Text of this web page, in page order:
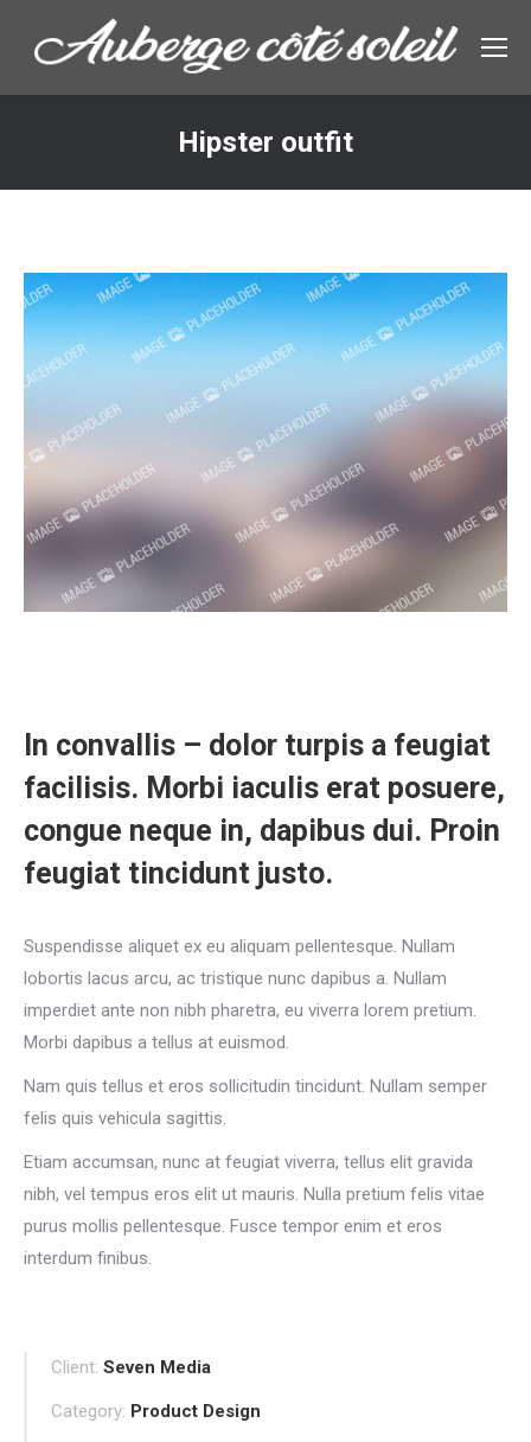
Hipster outfit
In convallis – dolor turpis a feugiat
facilisis. Morbi iaculis erat posuere,
congue neque in, dapibus dui. Proin
feugiat tincidunt justo.
Suspendisse aliquet ex eu aliquam pellentesque. Nullam
lobortis lacus arcu, ac tristique nunc dapibus a. Nullam
imperdiet ante non nibh pharetra, eu viverra lorem pretium.
Morbi dapibus a tellus at euismod.
Nam quis tellus et eros sollicitudin tincidunt. Nullam semper
felis quis vehicula sagittis.
Etiam accumsan, nunc at feugiat viverra, tellus elit gravida
nibh, vel tempus eros elit ut mauris. Nulla pretium felis vitae
purus mollis pellentesque. Fusce tempor enim et eros
interdum finibus.
Client: Seven Media
Category: Product Design